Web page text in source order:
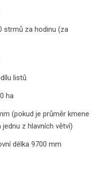
strmů za hodinu (za
listů
ha
(pokud je průměr kmene
z hlavních větví)
délka 9700 mm